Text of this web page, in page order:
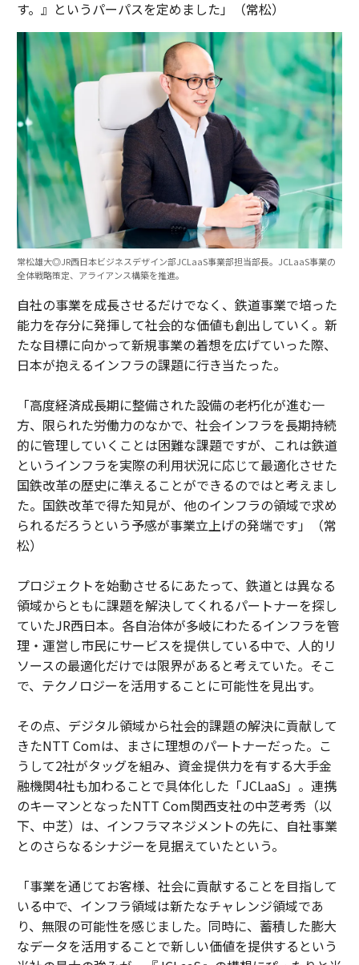
す。』というパーパスを定めました」（常松）
常松雄大◎JR西日本ビジネスデザイン部JCLaaS事業部担当部長。JCLaaS事業の
全体戦略策定、アライアンス構築を推進。
自社の事業を成長させるだけでなく、鉄道事業で培った
能力を存分に発揮して社会的な価値も創出していく。新
たな目標に向かって新規事業の着想を広げていった際、
日本が抱えるインフラの課題に行き当たった。
「高度経済成長期に整備された設備の老朽化が進む一
方、限られた労働力のなかで、社会インフラを長期持続
的に管理していくことは困難な課題ですが、これは鉄道
というインフラを実際の利用状況に応じて最適化させた
国鉄改革の歴史に準えることができるのではと考えまし
た。国鉄改革で得た知見が、他のインフラの領域で求め
られるだろうという予感が事業立上げの発端です」（常
松）
プロジェクトを始動させるにあたって、鉄道とは異なる
領域からともに課題を解決してくれるパートナーを探し
ていたJR西日本。各自治体が多岐にわたるインフラを管
理・運営し市民にサービスを提供している中で、人的リ
ソースの最適化だけでは限界があると考えていた。そこ
で、テクノロジーを活用することに可能性を見出す。
その点、デジタル領域から社会的課題の解決に貢献して
きたNTT Comは、まさに理想のパートナーだった。こ
うして2社がタッグを組み、資金提供力を有する大手金
融機関4社も加わることで具体化した「JCLaaS」。連携
のキーマンとなったNTT Com関西支社の中芝考秀（以
下、中芝）は、インフラマネジメントの先に、自社事業
とのさらなるシナジーを見据えていたという。
「事業を通じてお客様、社会に貢献することを目指して
いる中で、インフラ領域は新たなチャレンジ領域であ
り、無限の可能性を感じました。同時に、蓄積した膨大
なデータを活用することで新しい価値を提供するという